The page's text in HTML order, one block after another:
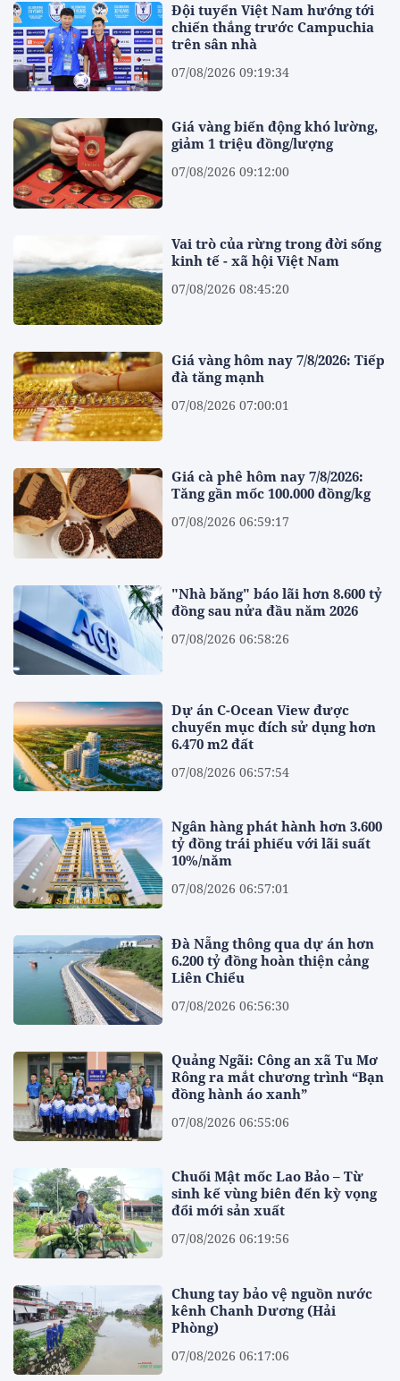
Đội tuyển Việt Nam hướng tới
chiến thắng trước Campuchia
trên sân nhà
07/08/2026 09:19:34
Giá vàng biến động khó lường,
giảm 1 triệu đồng/lượng
07/08/2026 09:12:00
Vai trò của rừng trong đời sống
kinh tế - xã hội Việt Nam
07/08/2026 08:45:20
Giá vàng hôm nay 7/8/2026: Tiếp
đà tăng mạnh
07/08/2026 07:00:01
Giá cà phê hôm nay 7/8/2026:
Tăng gần mốc 100.000 đồng/kg
07/08/2026 06:59:17
"Nhà băng" báo lãi hơn 8.600 tỷ
đồng sau nửa đầu năm 2026
07/08/2026 06:58:26
Dự án C-Ocean View được
chuyển mục đích sử dụng hơn
6.470 m2 đất
07/08/2026 06:57:54
Ngân hàng phát hành hơn 3.600
tỷ đồng trái phiếu với lãi suất
10%/năm
07/08/2026 06:57:01
Đà Nẵng thông qua dự án hơn
6.200 tỷ đồng hoàn thiện cảng
Liên Chiểu
07/08/2026 06:56:30
Quảng Ngãi: Công an xã Tu Mơ
Rông ra mắt chương trình “Bạn
đồng hành áo xanh”
07/08/2026 06:55:06
Chuối Mật mốc Lao Bảo – Từ
sinh kế vùng biên đến kỳ vọng
đổi mới sản xuất
07/08/2026 06:19:56
Chung tay bảo vệ nguồn nước
kênh Chanh Dương (Hải
Phòng)
07/08/2026 06:17:06